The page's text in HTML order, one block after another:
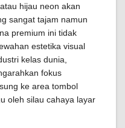
hijau neon akan
sangat tajam namun
premium ini tidak
estetika visual
kelas dunia,
fokus
ke area tombol
oleh silau cahaya layar